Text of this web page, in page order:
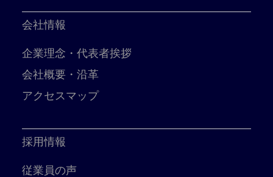
会社情報
企業理念・代表者挨拶
会社概要・沿革
アクセスマップ
採用情報
従業員の声